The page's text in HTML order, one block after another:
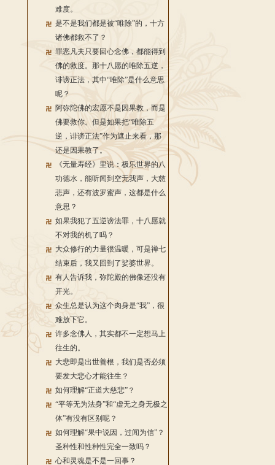
难度。
是不是我们都是被“唯除”的，十方
诸佛都救不了？
罪恶凡夫只要回心念佛，都能得到
佛的救度。那十八愿的唯除五逆，
诽谤正法，其中“唯除”是什么意思
呢？
阿弥陀佛的宏愿不是因果教，而是
佛要救你。但是如果把“唯除五
逆，诽谤正法”作为遮止来看，那
还是因果教了。
《无量寿经》里说：极乐世界的八
功德水，能听闻到空无我声，大慈
悲声，还有波罗蜜声，这都是什么
意思？
如果我犯了五逆谤法罪，十八愿就
不对我的机了吗？
大众修行的力量很温暖，可是禅七
结束后，我又回到了娑婆世界。
有人告诉我，弥陀殿的佛像还没有
开光。
众生总是认为这个肉身是“我”，很
难放下它。
许多念佛人，其实都不一定想马上
往生的。
大悲即是出世善根，我们是否必须
要发大悲心才能往生？
如何理解“正道大慈悲”？
“平等无为法身”和“虚无之身无极之
体”有没有区别呢？
如何理解“果中说因，过闻为信”？
圣种性和性种性完全一致吗？
心和灵魂是不是一回事？